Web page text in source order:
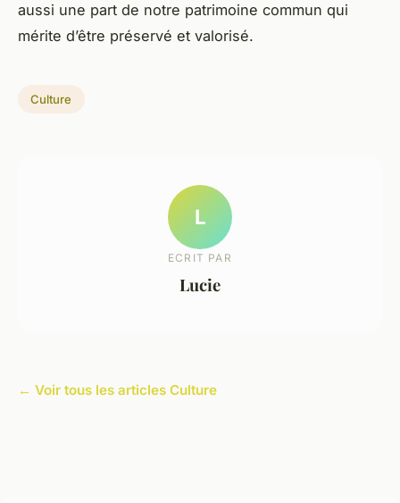
aussi une part de notre patrimoine commun qui
mérite d’être préservé et valorisé.
Culture
L
ECRIT PAR
Lucie
← Voir tous les articles Culture